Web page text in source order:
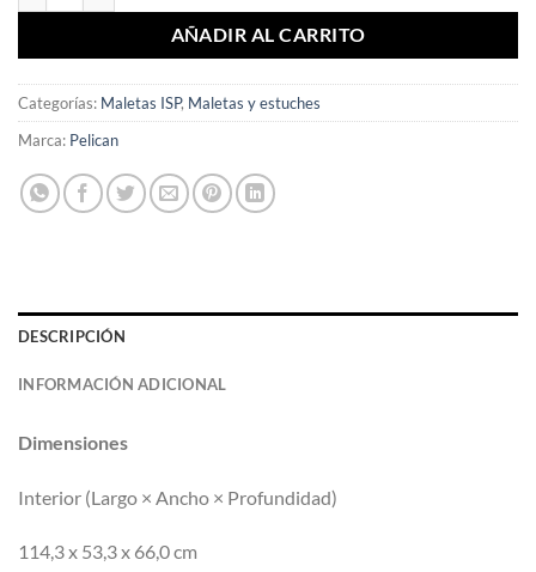
AÑADIR AL CARRITO
Categorías: Maletas ISP, Maletas y estuches
Marca: Pelican
DESCRIPCIÓN
INFORMACIÓN ADICIONAL
Dimensiones
Interior (Largo × Ancho × Profundidad)
114,3 x 53,3 x 66,0 cm